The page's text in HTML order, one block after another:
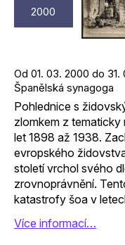
2000
Od 01. 03. 2000 do 31.
Španělská synagoga
Pohlednice s
zlomkem z
let 1898 až 1938.
evropského
století vrchol svého
zrovnoprávnění.
katastrofy šoa v
Více informací…